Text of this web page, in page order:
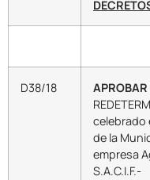
D38/18 APROBAR
celebrado
de la
empresa
S.A.C.I.F.-